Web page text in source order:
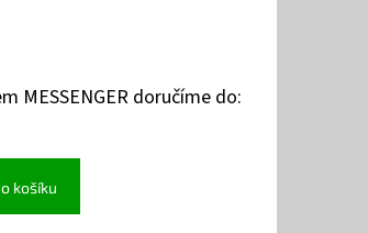
MESSENGER doručíme do:
košíku